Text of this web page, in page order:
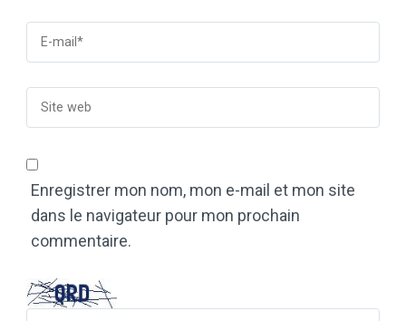
Enregistrer mon nom, mon e-mail et mon site
dans le navigateur pour mon prochain
commentaire.